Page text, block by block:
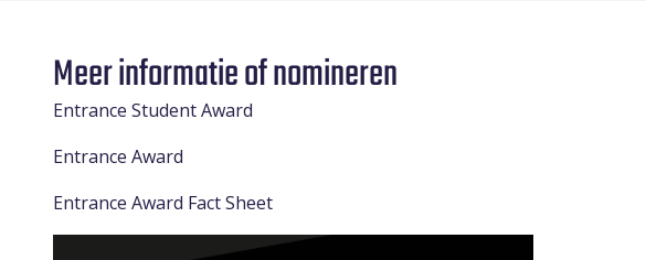
Meer informatie of nomineren
Entrance Student Award
Entrance Award
Entrance Award Fact Sheet